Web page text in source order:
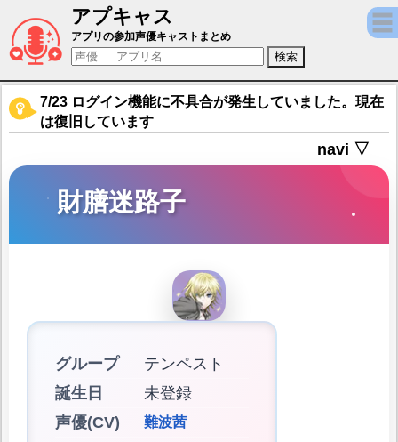
アプキャス
財膳迷路子（声優：難波茜)【感染×少女】キ
アプリの参加声優キャストまとめ
7/23 ログイン機能に不具合が発生していました。現在
は復旧しています
navi ▽
財膳迷路子
グループ
テンペスト
誕生日
未登録
声優(CV)
難波茜